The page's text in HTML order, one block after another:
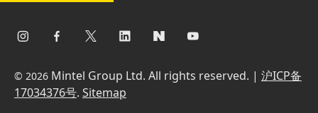
© 2026 Mintel Group Ltd. All rights reserved. | 沪ICP备
17034376号. Sitemap